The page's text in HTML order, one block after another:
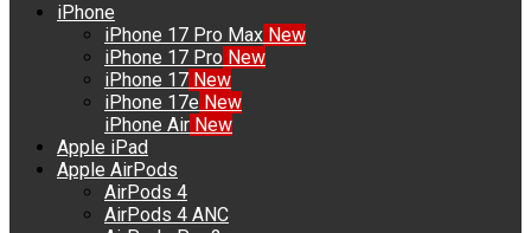
iPhone
iPhone 17 Pro Max New
iPhone 17 Pro New
iPhone 17 New
iPhone 17e New
iPhone Air New
Apple iPad
Apple AirPods
AirPods 4
AirPods 4 ANC